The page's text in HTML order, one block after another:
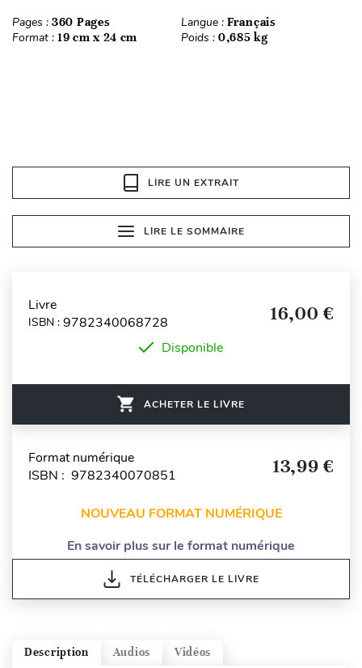
Pages : 360 Pages Langue : Français
Format : 19 cm x 24 cm Poids : 0,685 kg
LIRE UN EXTRAIT
LIRE LE SOMMAIRE
Livre
ISBN : 9782340068728 16,00 €
Disponible
ACHETER LE LIVRE
Format numérique
ISBN : 9782340070851
13,99 €
NOUVEAU FORMAT NUMÉRIQUE
En savoir plus sur le format numérique
TÉLÉCHARGER LE LIVRE
Vidéos
Audios
Description